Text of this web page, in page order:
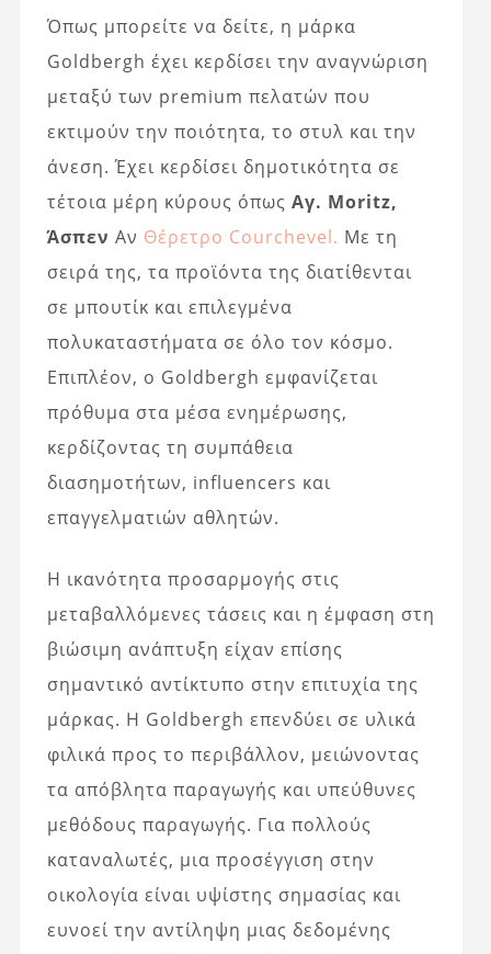
Όπως μπορείτε να δείτε, η μάρκα
Goldbergh έχει κερδίσει την αναγνώριση
μεταξύ των premium πελατών που
εκτιμούν την ποιότητα, το στυλ και την
άνεση. Έχει κερδίσει δημοτικότητα σε
τέτοια μέρη κύρους όπως Αγ. Moritz,
Άσπεν Αν Θέρετρο Courchevel. Με τη
σειρά της, τα προϊόντα της διατίθενται
σε μπουτίκ και επιλεγμένα
πολυκαταστήματα σε όλο τον κόσμο.
Επιπλέον, ο Goldbergh εμφανίζεται
πρόθυμα στα μέσα ενημέρωσης,
κερδίζοντας τη συμπάθεια
διασημοτήτων, influencers και
επαγγελματιών αθλητών.
Η ικανότητα προσαρμογής στις
μεταβαλλόμενες τάσεις και η έμφαση στη
βιώσιμη ανάπτυξη είχαν επίσης
σημαντικό αντίκτυπο στην επιτυχία της
μάρκας. Η Goldbergh επενδύει σε υλικά
φιλικά προς το περιβάλλον, μειώνοντας
τα απόβλητα παραγωγής και υπεύθυνες
μεθόδους παραγωγής. Για πολλούς
καταναλωτές, μια προσέγγιση στην
οικολογία είναι υψίστης σημασίας και
ευνοεί την αντίληψη μιας δεδομένης